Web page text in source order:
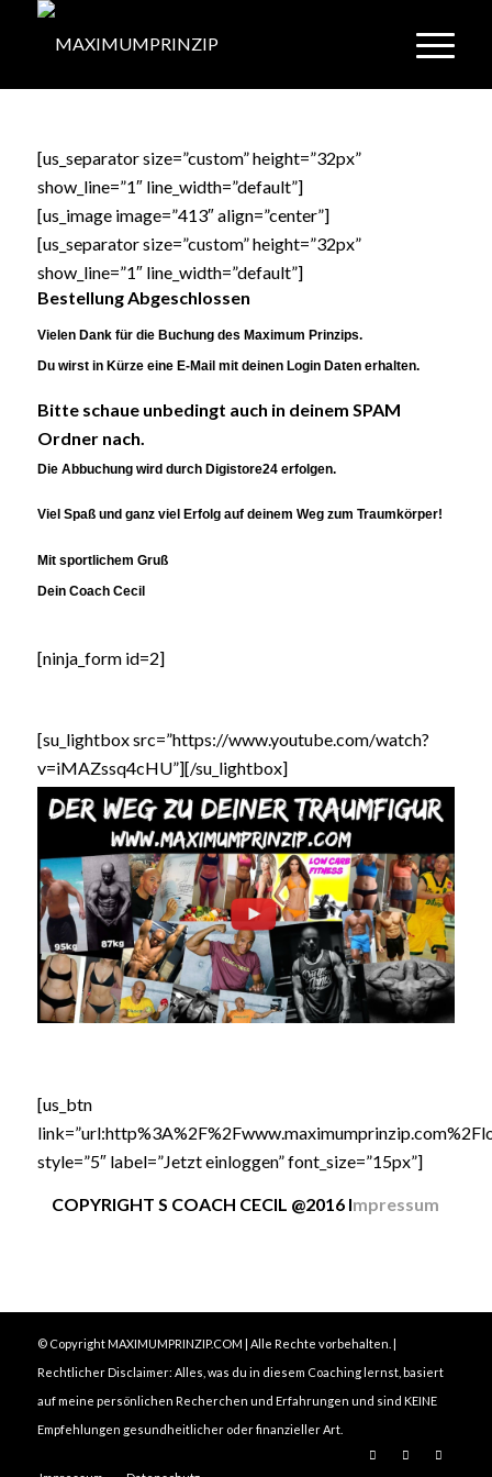
[us_separator size=”custom” height=”32px”
show_line=”1″ line_width=”default”]
[us_image image=”413″ align=”center”]
[us_separator size=”custom” height=”32px”
show_line=”1″ line_width=”default”]
Bestellung Abgeschlossen
Vielen Dank für die Buchung des Maximum Prinzips.
Du wirst in Kürze eine E-Mail mit deinen Login Daten erhalten.
Bitte schaue unbedingt auch in deinem SPAM
Ordner nach.
Die Abbuchung wird durch Digistore24 erfolgen.
Viel Spaß und ganz viel Erfolg auf deinem Weg zum Traumkörper!
Mit sportlichem Gruß
Dein Coach Cecil
[ninja_form id=2]
[su_lightbox src=”https://www.youtube.com/watch?
v=iMAZssq4cHU”][/su_lightbox]
[us_btn
style=”5″ label=”Jetzt einloggen” font_size=”15px”]
COPYRIGHT S COACH CECIL @2016 Impressum
© Copyright MAXIMUMPRINZIP.COM | Alle Rechte vorbehalten. |
Rechtlicher Disclaimer: Alles, was du in diesem Coaching lernst, basiert
auf meine persönlichen Recherchen und Erfahrungen und sind KEINE
Empfehlungen gesundheitlicher oder finanzieller Art.